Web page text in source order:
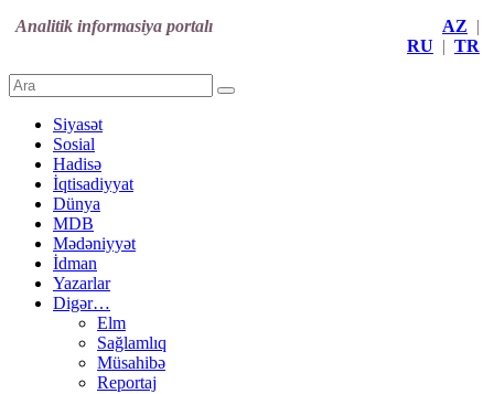
Analitik informasiya portalı
AZ |
RU | TR
Siyasət
Sosial
Hadisə
İqtisadiyyat
Dünya
MDB
Mədəniyyət
İdman
Yazarlar
Digər…
Elm
Sağlamlıq
Müsahibə
Reportaj